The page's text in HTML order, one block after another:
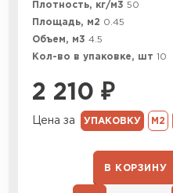
Плотность, кг/м3 50
Площадь, м2 0.45
Объем, м3 4.5
Кол-во в упаковке, шт 10
2 210 ₽
Цена за УПАКОВКУ М2
В КОРЗИНУ